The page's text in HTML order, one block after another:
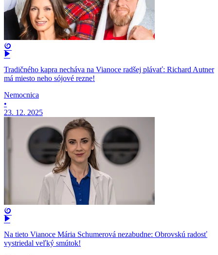
Tradičného kapra necháva na Vianoce radšej plávať: Richard Autner
má miesto neho sójové rezne!
Nemocnica
•
23. 12. 2025
Na tieto Vianoce Mária Schumerová nezabudne: Obrovskú radosť
vystriedal veľký smútok!